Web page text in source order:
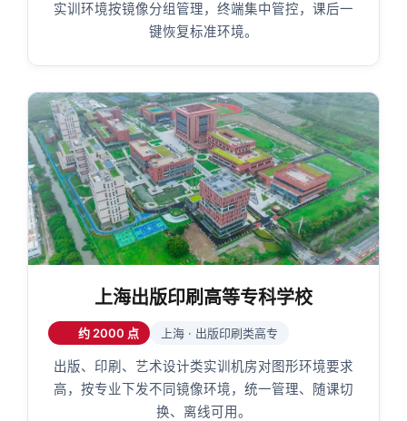
实训环境按镜像分组管理，终端集中管控，课后一
键恢复标准环境。
上海出版印刷高等专科学校
约 2000 点 上海 · 出版印刷类高专
出版、印刷、艺术设计类实训机房对图形环境要求
高，按专业下发不同镜像环境，统一管理、随课切
换、离线可用。